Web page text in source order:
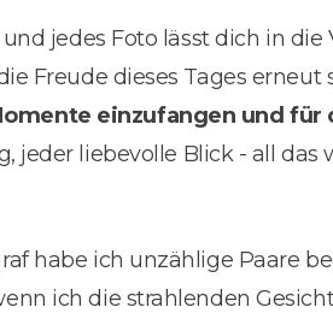
jedes Foto lässt dich in die
Freude dieses Tages erneut
einzufangen und
jeder liebevolle Blick - all das
habe ich unzählige Paare
ich die strahlenden